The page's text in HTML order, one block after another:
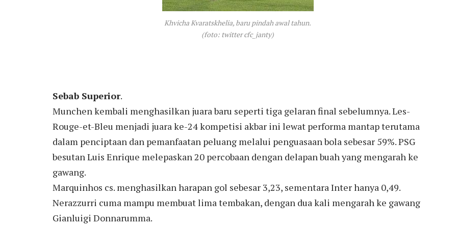
Khvicha Kvaratskhelia, baru pindah awal tahun.
(foto: twitter cfc_janty)
Sebab Superior.
Munchen kembali menghasilkan juara baru seperti tiga gelaran final sebelumnya. Les-
Rouge-et-Bleu menjadi juara ke-24 kompetisi akbar ini lewat performa mantap terutama
dalam penciptaan dan pemanfaatan peluang melalui penguasaan bola sebesar 59%. PSG
besutan Luis Enrique melepaskan 20 percobaan dengan delapan buah yang mengarah ke
gawang.
Marquinhos cs. menghasilkan harapan gol sebesar 3,23, sementara Inter hanya 0,49.
Nerazzurri cuma mampu membuat lima tembakan, dengan dua kali mengarah ke gawang
Gianluigi Donnarumma.